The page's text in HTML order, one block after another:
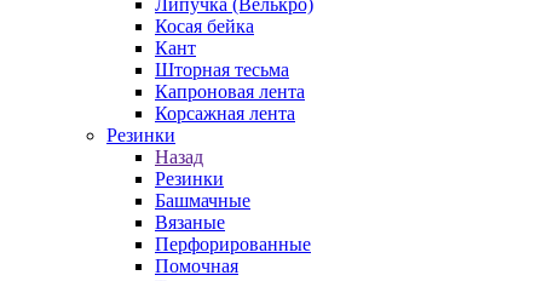
Липучка (Велькро)
Косая бейка
Кант
Шторная тесьма
Капроновая лента
Корсажная лента
Резинки
Назад
Резинки
Башмачные
Вязаные
Перфорированные
Помочная